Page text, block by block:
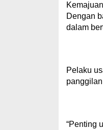
Dengan
dalam
Pelaku
“Penting